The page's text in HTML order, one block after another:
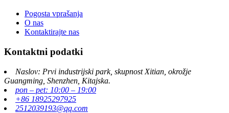
Pogosta vprašanja
O nas
Kontaktirajte nas
Kontaktni podatki
Naslov: Prvi industrijski park, skupnost Xitian, okrožje
Guangming, Shenzhen, Kitajska.
pon – pet: 10:00 – 19:00
+86 18925297925
2512039193@qq.com